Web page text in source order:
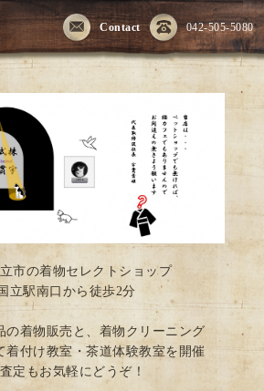
042-505-5080
Contact
市の着物セレクトショップ
立駅南口から徒歩2分
の着物販売と、着物クリーニング
着付け教室・茶道体験教室を開催
定もお気軽にどうぞ！